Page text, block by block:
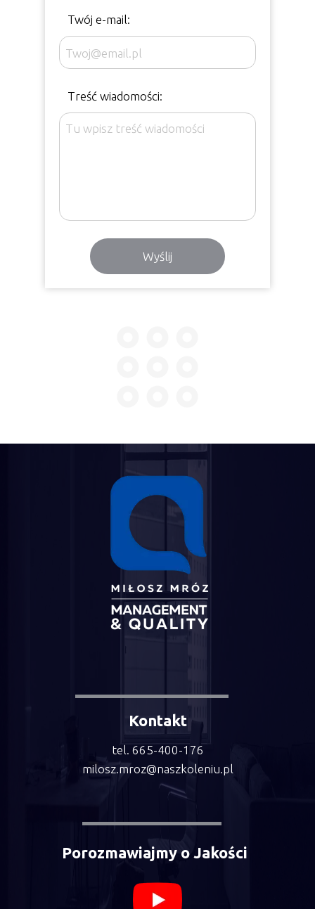
Twój e-mail:
Treść wiadomości:
Wyślij
Porozmawiajmy o Jakości
Kontakt
tel. 665-400-176
milosz.mroz@naszkoleniu.pl